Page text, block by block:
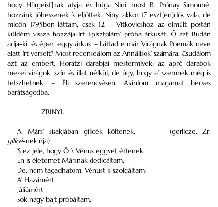
hogy H[irgeist]nak atyja és húga Nini, most B. Prónay Simonné,
hozzánk jöhessenek ’s eljöttek. Niny akkor 17 eszt[en]dős vala, de
midőn 1795ben láttam, csak 12. – Vitkovicshoz az elmúlt postán
küldém vissza hozzája-írt Episztolám’ próba árkusát. Ő azt Budán
adja-ki, és épen eggy árkus. – Láttad e már Virágnak Poemák neve
alatt írt verseit? Most recenseálom az Annálisok’ számára. Csudálom
azt az embert. Horátzi darabjai mestermívek; az apró darabok
mezei virágok, szín és illat nélkül, de úgy, hogy a’ szemnek még is
tetszhetnek. – Élj szerencsésen. Ajánlom magamat becses
barátságodba.
ZRINYI.
A’ Márs’ sisakjában gilicék költenek,
(gerlicze. Zr.
gilicé-nek írja)
’S ez jele, hogy Ő ’s Vénus eggyet értenek.
Én is életemet Mársnak dedicáltam,
De, nem tagadhatom, Vénust is szolgáltam;
A’ Hazámért
Júliámért
Sok nagy bajt próbáltam,